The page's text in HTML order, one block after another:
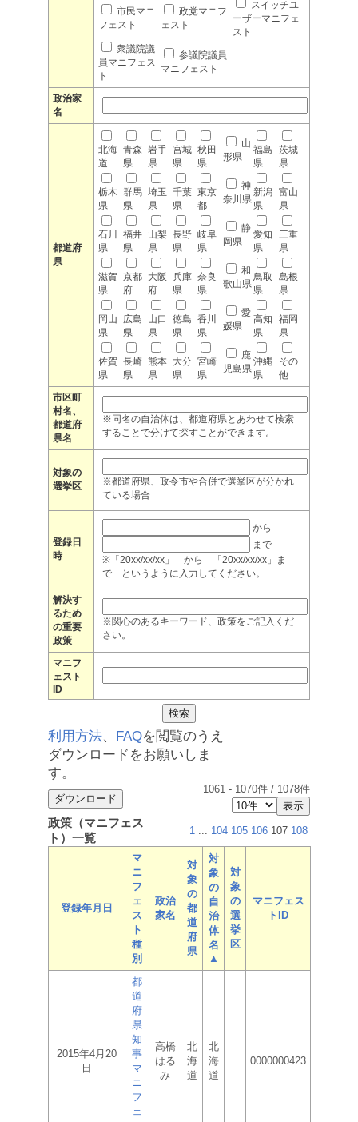
市民マニ
フェスト
政党マニフ
ェスト
スイッチユ
ーザーマニフェ
スト
衆議院議
員マニフェス
ト
参議院議員
マニフェスト
政治家
名
都道府
県
北海
道
青森
県
岩手
県
宮城
県
秋田
県
山
形県
福島
県
茨城
県
栃木
県
群馬
県
埼玉
県
千葉
県
東京
都
神
奈川県
新潟
県
富山
県
石川
県
福井
県
山梨
県
長野
県
岐阜
県
静
岡県
愛知
県
三重
県
滋賀
県
京都
府
大阪
府
兵庫
県
奈良
県
和
歌山県
鳥取
県
島根
県
岡山
県
広島
県
山口
県
徳島
県
香川
県
愛
媛県
高知
県
福岡
県
佐賀
県
長崎
県
熊本
県
大分
県
宮崎
県
鹿
児島県
沖縄
県
その
他
市区町
村名、
都道府
県名
※同名の自治体は、都道府県とあわせて検索
することで分けて探すことができます。
対象の
選挙区
※都道府県、政令市や合併で選挙区が分かれ
ている場合
登録日
時
から
まで
※「20xx/xx/xx」 から 「20xx/xx/xx」ま
で というように入力してください。
解決す
るため
の重要
政策
※関心のあるキーワード、政策をご記入くだ
さい。
マニフ
ェスト
ID
利用方法、 FAQを閲覧のうえ
ダウンロードをお願いしま
す。
1061 - 1070件 / 1078件
政策（マニフェス
ト）一覧
1 ... 104 105 106 107 108
登録年月日
マ
ニ
フ
ェ
ス
ト
種
別
政治
家名
対
象
の
都
道
府
県
対
象
の
自
治
体
名
▲
対
象
の
選
挙
区
マニフェス
トID
2015年4月20
日
都
道
府
県
知
事
マ
ニ
フ
ェ
高橋
はる
み
北
海
道
北
海
道
0000000423